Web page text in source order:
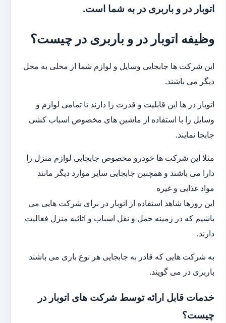
اتوبار در و باربری در به شما است.
وظیفه اتوبار در و باربری در چیست؟
این شرکت ها جابجایی وسایل و لوازم شما از محلی به محل
دیگر می باشند.
اتوبار در ها این قابلیت و قدرت را دارند تا تمامی لوازم و
وسایل را با استفاده از ماشین های مخصوص اسباب کشی
جابجا نمایند.
مثلا این شرکت ها خودرو مخصوص جابجایی لوازم منزل را
دارا می باشند و همچنین جابجایی سایر موارد دیگر مانند
مواد غذایی و غیره
این روزها شاهد استفاده از اتوبار در برای شرکت هایی می
باشیم که در زمینه حمل و نقل اسباب و اثاثیه منزل فعالیت
دارند.
به شرکت هایی که قادر به جابجایی هر نوع باری می باشند
باربری در می گویند.
خدمات قابل ارائه توسط شرکت های اتوبار در
چیست؟